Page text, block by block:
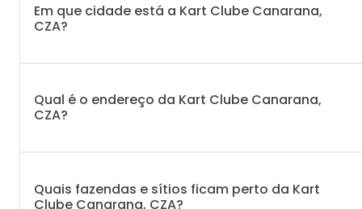
Em que cidade está a Kart Clube Canarana,
CZA?
Qual é o endereço da Kart Clube Canarana,
CZA?
Quais fazendas e sítios ficam perto da Kart
Clube Canarana, CZA?